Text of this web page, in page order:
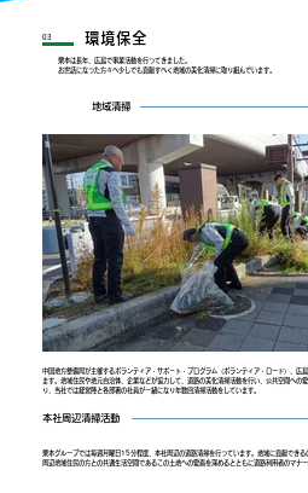
03 環境保全
栗本は長年、広島で事業活動を行ってきました。
お世話になった方々へ少しでも貢献すべく地域の美化清掃に取り組んでいます。
地域清掃
中国地方整備局が主催するボランティア・サポ－ト・プログラム（ボランティア・ロード）、広
ます。地域住民や地元自治体、企業などが協力して、道路の美化清掃活動を行い、公共空間への
り、当社では経営陣と各部署の社員が一緒になり年数回清掃活動をしています。
本社周辺清掃活動
栗本グループでは毎週月曜日15分程度、本社周辺の道路清掃を行っています。地域に貢献できる
周辺地域住民の方との共通生活空間であるこの土地への愛着を深めるとともに道路利用者のマナ